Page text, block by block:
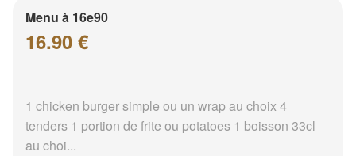
Menu à 16e90
16.90 €
1 chicken burger simple ou un wrap au choix 4
tenders 1 portion de frite ou potatoes 1 boisson 33cl
au choi...